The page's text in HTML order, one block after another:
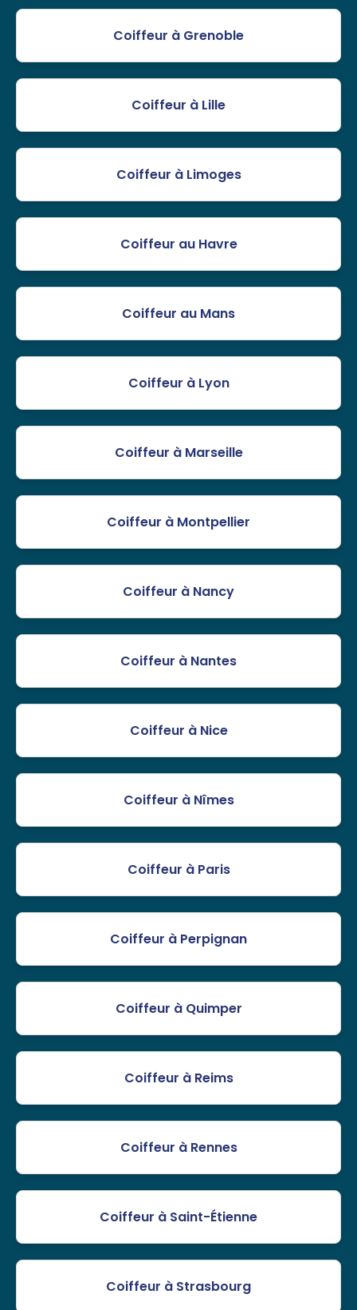
Coiffeur à Grenoble
Coiffeur à Lille
Coiffeur à Limoges
Coiffeur au Havre
Coiffeur au Mans
Coiffeur à Lyon
Coiffeur à Marseille
Coiffeur à Montpellier
Coiffeur à Nancy
Coiffeur à Nantes
Coiffeur à Nice
Coiffeur à Nîmes
Coiffeur à Paris
Coiffeur à Perpignan
Coiffeur à Quimper
Coiffeur à Reims
Coiffeur à Rennes
Coiffeur à Saint-Étienne
Coiffeur à Strasbourg